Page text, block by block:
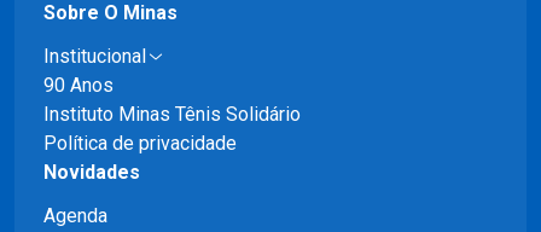
Sobre O Minas
Institucional
90 Anos
Instituto Minas Tênis Solidário
Política de privacidade
Novidades
Agenda